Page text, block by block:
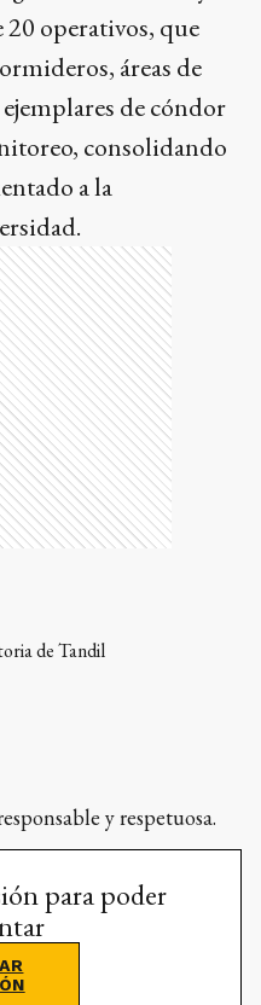
20 operativos, que
áreas de
de cóndor
consolidando
a la
de Tandil
y respetuosa.
para poder